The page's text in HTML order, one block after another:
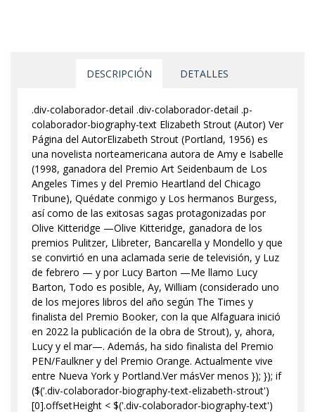
DESCRIPCIÓN DETALLES
.div-colaborador-detail .div-colaborador-detail .p-
colaborador-biography-text Elizabeth Strout (Autor) Ver
Página del AutorElizabeth Strout (Portland, 1956) es
una novelista norteamericana autora de Amy e Isabelle
(1998, ganadora del Premio Art Seidenbaum de Los
Angeles Times y del Premio Heartland del Chicago
Tribune), Quédate conmigo y Los hermanos Burgess,
así como de las exitosas sagas protagonizadas por
Olive Kitteridge —Olive Kitteridge, ganadora de los
premios Pulitzer, Llibreter, Bancarella y Mondello y que
se convirtió en una aclamada serie de televisión, y Luz
de febrero — y por Lucy Barton —Me llamo Lucy
Barton, Todo es posible, Ay, William (considerado uno
de los mejores libros del año según The Times y
finalista del Premio Booker, con la que Alfaguara inició
en 2022 la publicación de la obra de Strout), y, ahora,
Lucy y el mar—. Además, ha sido finalista del Premio
PEN/Faulkner y del Premio Orange. Actualmente vive
entre Nueva York y Portland.Ver másVer menos }); }); if
($('.div-colaborador-biography-text-elizabeth-strout')
[0].offsetHeight < $('.div-colaborador-biography-text')